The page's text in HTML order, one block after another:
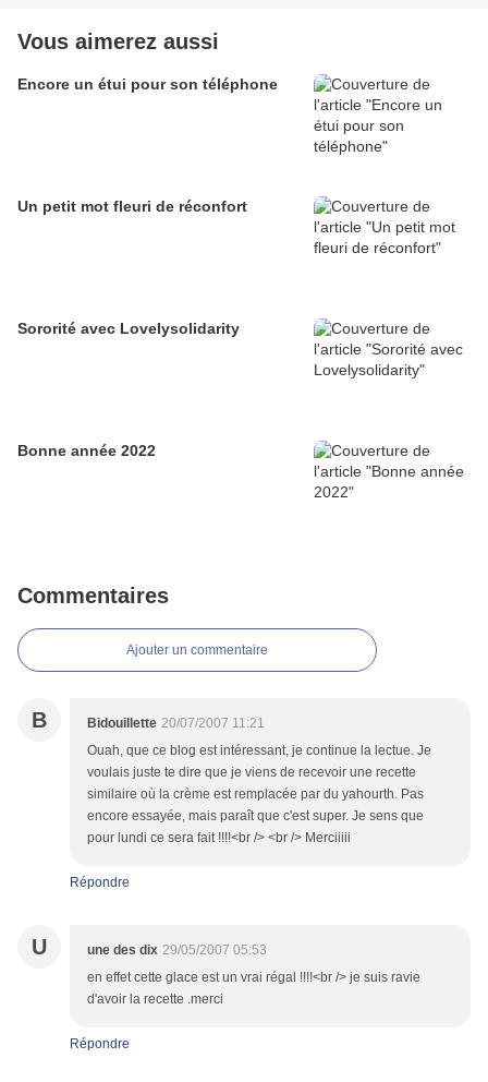
Vous aimerez aussi
Encore un étui pour son téléphone
Un petit mot fleuri de réconfort
Sororité avec Lovelysolidarity
Bonne année 2022
Commentaires
Ajouter un commentaire
B Bidouillette 20/07/2007 11:21
Ouah, que ce blog est intéressant, je continue la lectue. Je
voulais juste te dire que je viens de recevoir une recette
similaire où la crème est remplacée par du yahourth. Pas
encore essayée, mais paraît que c'est super. Je sens que
pour lundi ce sera fait !!!!<br /> <br /> Merciiiii
Répondre
U une des dix 29/05/2007 05:53
en effet cette glace est un vrai régal !!!!<br /> je suis ravie
d'avoir la recette .merci
Répondre